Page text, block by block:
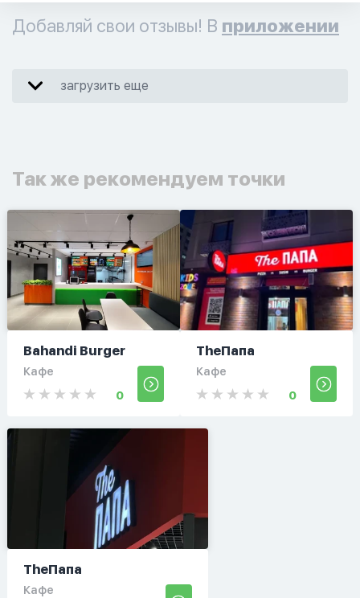
Добавляй свои отзывы! В приложении
загрузить еще
Так же рекомендуем точки
Bahandi Burger
Кафе
0
TheПапа
Кафе
0
TheПапа
Кафе